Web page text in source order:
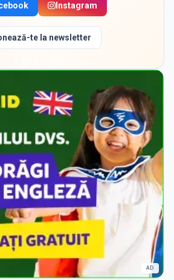
Instagram
te la newsletter
AD